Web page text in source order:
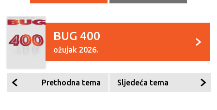
BUG 400
ožujak 2026.
Prethodna tema Sljedeća tema